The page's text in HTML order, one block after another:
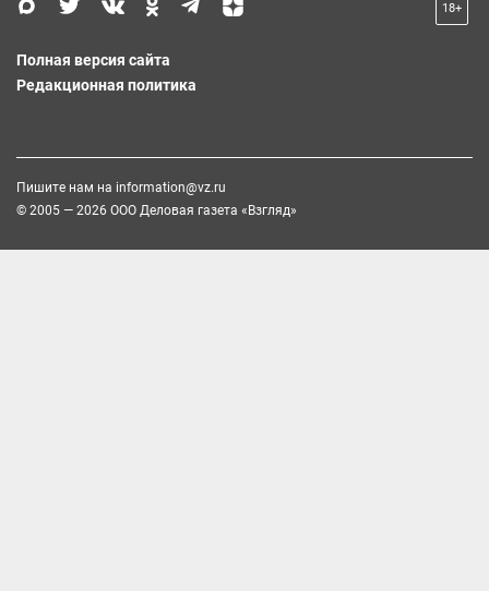
18+
Полная версия сайта
Редакционная политика
Пишите нам на information@vz.ru
© 2005 — 2026 ООО Деловая газета «Взгляд»